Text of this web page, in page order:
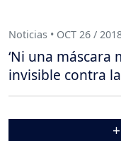
Noticias • OCT 26 /
‘Ni una máscara
invisible contra